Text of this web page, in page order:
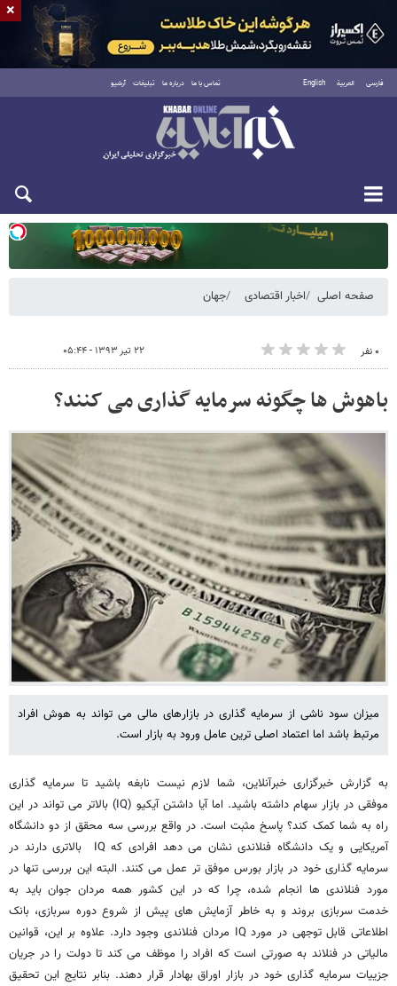
فارسی العربية English تماس با ما درباره ما تبلیغات آرشیو
دوشنبه ۱۹ مرداد ۱۴۰۵
صفحه اصلی اخبار اقتصادی جهان
۰ نفر ۲۲ تیر ۱۳۹۳ - ۰۵:۴۴
باهوش ها چگونه سرمایه گذاری می کنند؟
میزان سود ناشی از سرمایه گذاری در بازارهای مالی می تواند به هوش افراد
مرتبط باشد اما اعتماد اصلی ترین عامل ورود به بازار است.
به گزارش خبرگزاری خبرآنلاین، شما لازم نیست نابغه باشید تا سرمایه گذاری
موفقی در بازار سهام داشته باشید. اما آیا داشتن آی‏کیو (IQ) بالاتر می تواند در این
راه به شما کمک کند؟ پاسخ مثبت است. در واقع بررسی سه محقق از دو دانشگاه
آمریکایی و یک دانشگاه فنلاندی نشان می دهد افرادی که IQ بالاتری دارند در
سرمایه گذاری خود در بازار بورس موفق تر عمل می کنند. البته این بررسی تنها در
مورد فنلاندی ها انجام شده، چرا که در این کشور همه مردان جوان باید به
خدمت سربازی بروند و به خاطر آزمایش های پیش از شروع دوره سربازی، بانک
اطلاعاتی قابل توجهی در مورد IQ مردان فنلاندی وجود دارد. علاوه بر این، قوانین
مالیاتی در فنلاند به صورتی است که افراد را موظف می کند تا دولت را در جریان
جزییات سرمایه گذاری خود در بازار اوراق بهادار قرار دهند. بنابر نتایج این تحقیق
×